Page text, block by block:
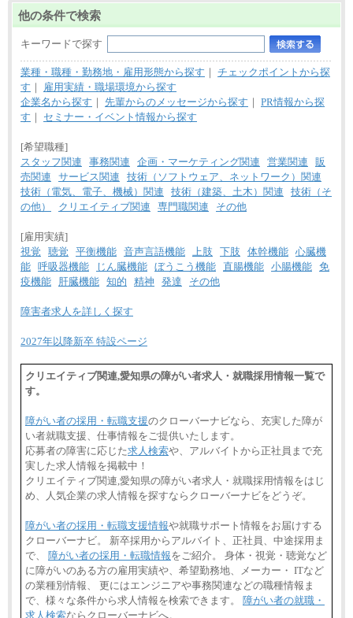
他の条件で検索
キーワードで探す
業種・職種・勤務地・雇用形態から探す ｜ チェックポイントから探
す ｜
雇用実績・職場環境から探す
企業名から探す ｜ 先輩からのメッセージから探す ｜ PR情報から探
す ｜ セミナー・イベント情報から探す
[希望職種]
スタッフ関連
事務関連 企画・マーケティング関連 営業関連
販
売関連
サービス関連
技術（ソフトウェア、ネットワーク）関連
技術（電気、電子、機械）関連
技術（建築、土木）関連
技術（そ
の他）
クリエイティブ関連 専門職関連 その他
[雇用実績]
視覚
聴覚 平衡機能 音声言語機能 上肢 下肢 体幹機能 心臓機
能 呼吸器機能 じん臓機能 ぼうこう機能 直腸機能 小腸機能 免
疫機能
肝臓機能 知的 精神 発達 その他
障害者求人を詳しく探す
2027年以降新卒 特設ページ
クリエイティブ関連,愛知県の障がい者求人・就職採用情報一覧で
す。
障がい者の採用・転職支援のクローバーナビなら、充実した障が
い者就職支援、仕事情報をご提供いたします。
応募者の障害に応じた求人検索や、アルバイトから正社員まで充
実した求人情報を掲載中！
クリエイティブ関連,愛知県の障がい者求人・就職採用情報をはじ
め、人気企業の求人情報を探すならクローバーナビをどうぞ。
障がい者の採用・転職支援情報や就職サポート情報をお届けする
クローバーナビ。 新卒採用からアルバイト、正社員、中途採用ま
で、 障がい者の採用・転職情報をご紹介。 身体・視覚・聴覚など
に障がいのある方の雇用実績や、希望勤務地、メーカー・ ITなど
の業種別情報、 更にはエンジニアや事務関連などの職種情報ま
で、様々な条件から求人情報を検索できます。 障がい者の就職・
求人検索ならクローバーナビへ。